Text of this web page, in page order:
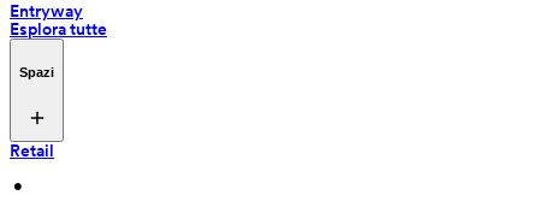
Entryway
Esplora tutte
Spazi
Retail
•